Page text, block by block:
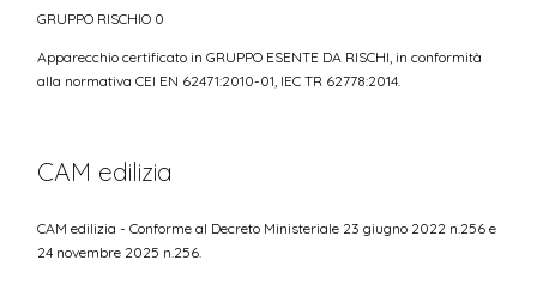
GRUPPO RISCHIO 0
Apparecchio certificato in GRUPPO ESENTE DA RISCHI, in conformità
alla normativa CEI EN 62471:2010-01, IEC TR 62778:2014.
CAM edilizia
CAM edilizia - Conforme al Decreto Ministeriale 23 giugno 2022 n.256 e
24 novembre 2025 n.256.